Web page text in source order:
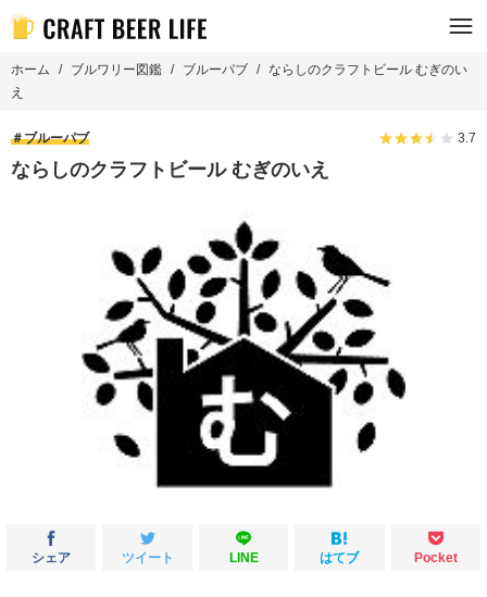
ホーム ブルワリー図鑑 ブルーパブ
ならしのクラフトビール むぎのい
え
ブルーパブ 3.7
ならしのクラフトビール むぎのいえ
シェア ツイート LINE はてブ Pocket